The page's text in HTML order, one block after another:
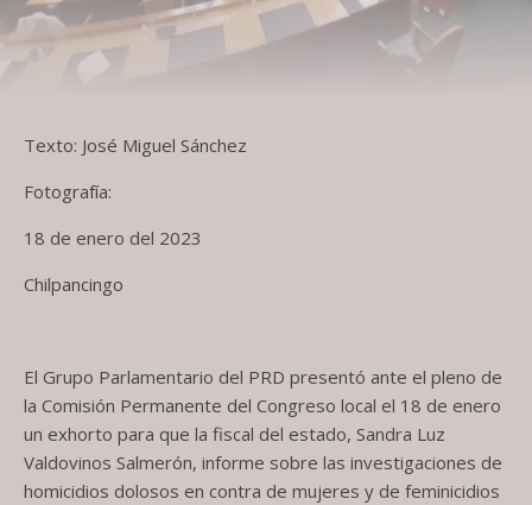
Texto: José Miguel Sánchez
Fotografía:
18 de enero del 2023
Chilpancingo
El Grupo Parlamentario del PRD presentó ante el pleno de
la Comisión Permanente del Congreso local el 18 de enero
un exhorto para que la fiscal del estado, Sandra Luz
Valdovinos Salmerón, informe sobre las investigaciones de
homicidios dolosos en contra de mujeres y de feminicidios